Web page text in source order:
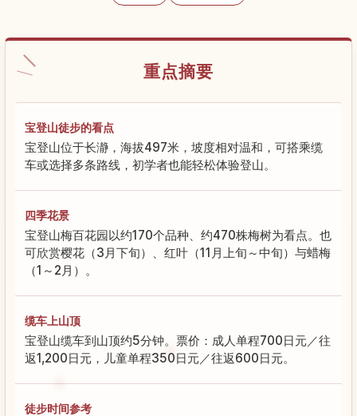
重点摘要
宝登山徒步的看点
宝登山位于长瀞，海拔497米，坡度相对温和，可搭乘缆
车或选择多条路线，初学者也能轻松体验登山。
四季花景
宝登山梅百花园以约170个品种、约470株梅树为看点。也
可欣赏樱花（3月下旬）、红叶（11月上旬～中旬）与蜡梅
（1～2月）。
缆车上山顶
宝登山缆车到山顶约5分钟。票价：成人单程700日元／往
返1,200日元，儿童单程350日元／往返600日元。
徒步时间参考